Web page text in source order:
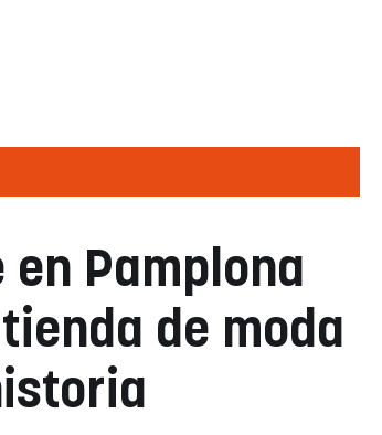
Pamplona
de moda